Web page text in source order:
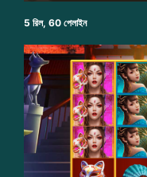
5 রিল, 60 পেলাইন